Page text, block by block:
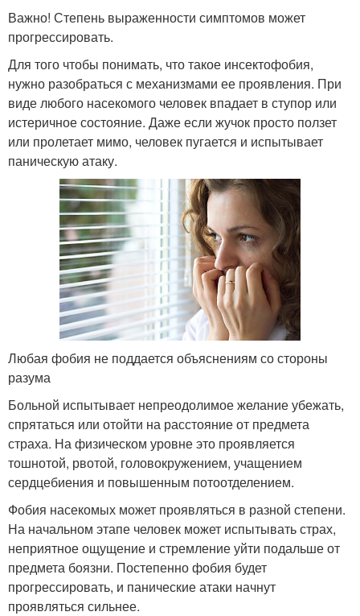
Важно! Степень выраженности симптомов может
прогрессировать.
Для того чтобы понимать, что такое инсектофобия,
нужно разобраться с механизмами ее проявления. При
виде любого насекомого человек впадает в ступор или
истеричное состояние. Даже если жучок просто ползет
или пролетает мимо, человек пугается и испытывает
паническую атаку.
Любая фобия не поддается объяснениям со стороны
разума
Больной испытывает непреодолимое желание убежать,
спрятаться или отойти на расстояние от предмета
страха. На физическом уровне это проявляется
тошнотой, рвотой, головокружением, учащением
сердцебиения и повышенным потоотделением.
Фобия насекомых может проявляться в разной степени.
На начальном этапе человек может испытывать страх,
неприятное ощущение и стремление уйти подальше от
предмета боязни. Постепенно фобия будет
прогрессировать, и панические атаки начнут
проявляться сильнее.